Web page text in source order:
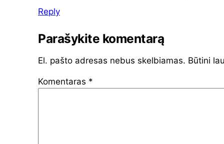
Reply
Parašykite komentarą
El. pašto adresas nebus skelbiamas. Būtini
Komentaras *